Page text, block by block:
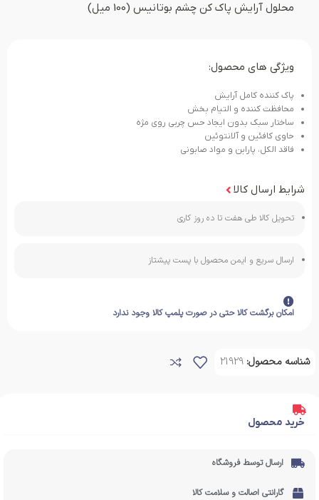
محلول آرایش پاک کن چشم بوتانیس (100 میل)
ویژگی های محصول:
پاک کننده کامل آرایش
محافظت کننده و التیام بخش
ساختار سبک بدون ایجاد حس چربی روی مژه
حاوی کافئین و آلانتوئین
فاقد الکل، پارابن و مواد صابونی
شرایط ارسال کالا
تحویل کالا طی هفت تا ده روز کاری
ارسال سریع و ایمن محصول با پست پیشتاز
امکان برگشت کالا حتی در صورت پلمپ کالا وجود ندارد
شناسه محصول: 21929
خرید محصول
ارسال توسط فروشگاه
گارانتی اصالت و سلامت کالا